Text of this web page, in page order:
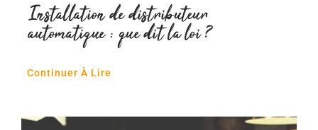
Installation de distributeur
automatique : que dit la loi ?
Continuer À Lire